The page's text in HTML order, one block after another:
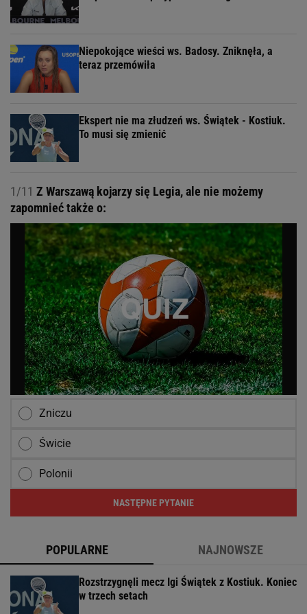
Niepokojące wieści ws. Badosy. Zniknęła, a
teraz przemówiła
Ekspert nie ma złudzeń ws. Świątek - Kostiuk.
To musi się zmienić
1/11 Z Warszawą kojarzy się Legia, ale nie możemy
zapomnieć także o:
Zniczu
Świcie
Polonii
NASTĘPNE PYTANIE
POPULARNE NAJNOWSZE
Rozstrzygnęli mecz Igi Świątek z Kostiuk. Koniec
w trzech setach